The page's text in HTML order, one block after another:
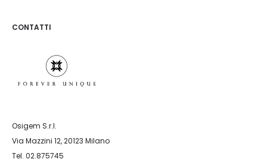
CONTATTI
Osigem S.r.l.
Via Mazzini 12, 20123 Milano
Tel. 02.875745